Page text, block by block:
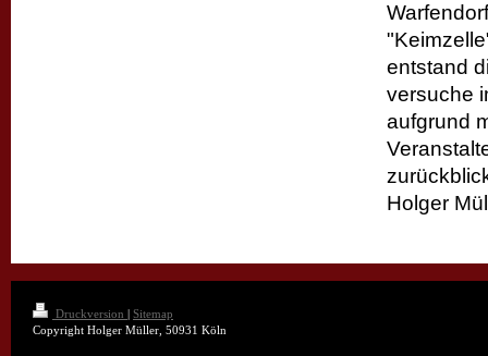
entstand
versuche
aufgrund
Holger
Druckversion | Sitemap
Copyright Holger Müller, 50931 Köln